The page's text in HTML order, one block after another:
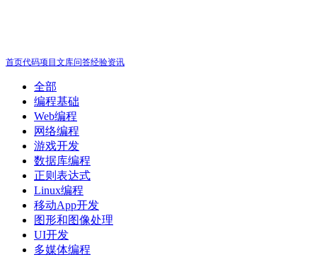
首页代码项目文库问答经验资讯
全部
编程基础
Web编程
网络编程
游戏开发
数据库编程
正则表达式
Linux编程
移动App开发
图形和图像处理
UI开发
多媒体编程